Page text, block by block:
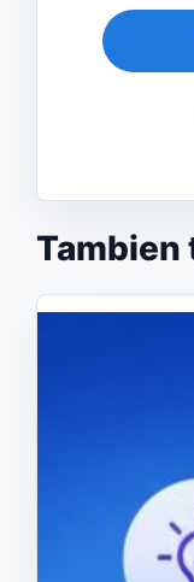
Tambien